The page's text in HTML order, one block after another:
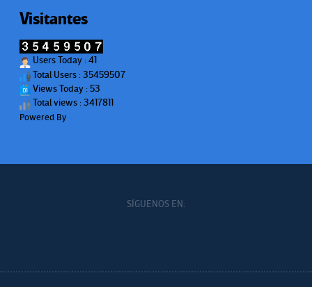
Visitantes
Users Today : 41
Total Users : 35459507
Views Today : 53
Total views : 3417811
Powered By
SÍGUENOS EN: